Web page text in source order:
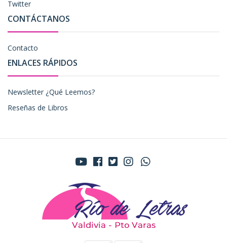
Twitter
CONTÁCTANOS
Contacto
ENLACES RÁPIDOS
Newsletter ¿Qué Leemos?
Reseñas de Libros